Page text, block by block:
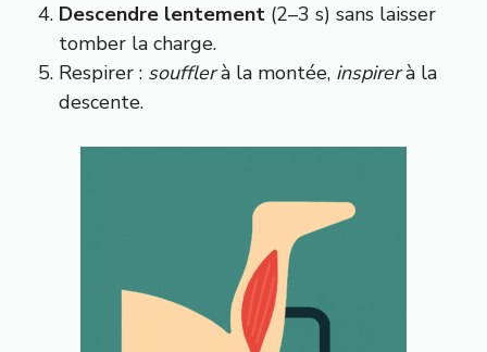
Descendre lentement (2–3 s) sans laisser
tomber la charge.
Respirer : soufflerà la montée, inspirerà la
descente.